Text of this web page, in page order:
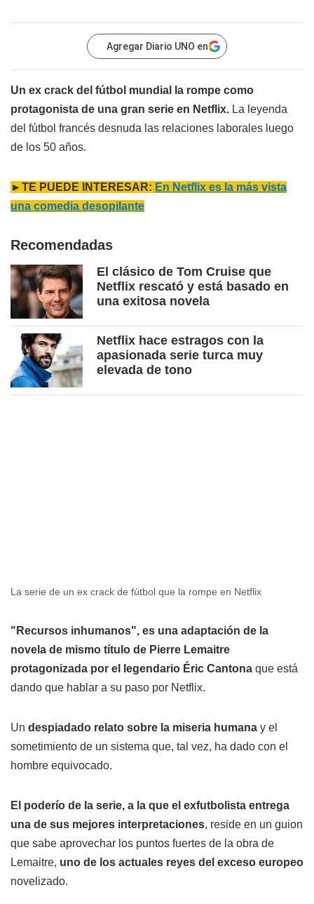
Agregar Diario UNO en
Un ex crack del fútbol mundial la rompe como
protagonista de una gran serie en Netflix. La leyenda
del fútbol francés desnuda las relaciones laborales luego
de los 50 años.
►TE PUEDE INTERESAR: En Netflix es la más vista
una comedia desopilante
Recomendadas
El clásico de Tom Cruise que
Netflix rescató y está basado en
una exitosa novela
Netflix hace estragos con la
apasionada serie turca muy
elevada de tono
La serie de un ex crack de fútbol que la rompe en Netflix
"Recursos inhumanos", es una adaptación de la
novela de mismo título de Pierre Lemaitre
protagonizada por el legendario Éric Cantona que está
dando que hablar a su paso por Netflix.
Un despiadado relato sobre la miseria humana y el
sometimiento de un sistema que, tal vez, ha dado con el
hombre equivocado.
El poderío de la serie, a la que el exfutbolista entrega
una de sus mejores interpretaciones, reside en un guion
que sabe aprovechar los puntos fuertes de la obra de
Lemaitre, uno de los actuales reyes del exceso europeo
novelizado.